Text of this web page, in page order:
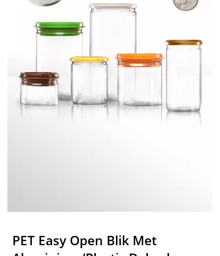
PET Easy Open Blik Met